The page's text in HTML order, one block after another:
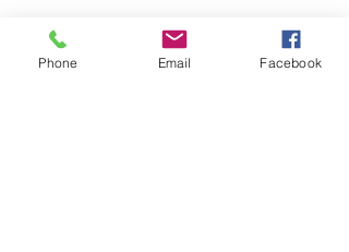
Phone Email Facebook